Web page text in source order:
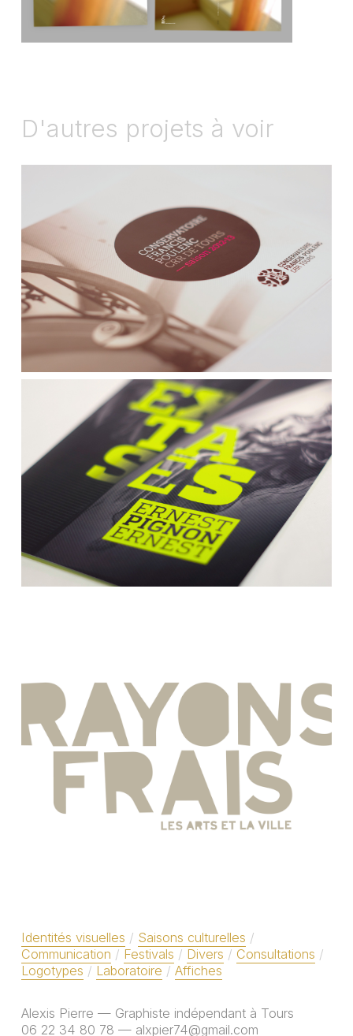
D'autres projets à voir
Identités visuelles
Saisons culturelles
Communication
Festivals Divers
Consultations
Logotypes
Laboratoire Affiches
Alexis Pierre — Graphiste indépendant à Tours
06 22 34 80 78 — alxpier74@gmail.com